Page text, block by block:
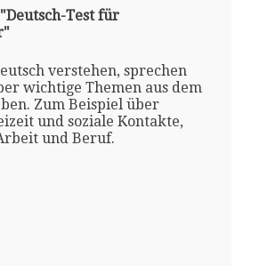
Test für
verstehen, sprechen
wichtige Themen aus dem
Zum Beispiel über
und soziale Kontakte,
und Beruf.